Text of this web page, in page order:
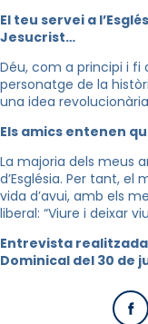
El teu servei a
Jesucrist…
Déu, com a principi i fi
personatge de la
una idea
Els amics entenen
La majoria dels meus
d’Església. Per tant,
vida d’avui, amb els
liberal: “Viure i deixar
Entrevista
Dominical del 30 de